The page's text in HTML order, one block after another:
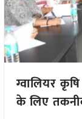
ग्वालियर
के लिए